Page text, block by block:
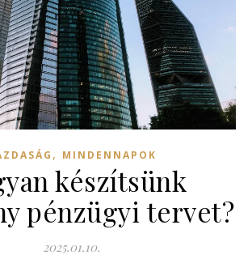
, MINDENNAPOK
készítsünk
pénzügyi tervet?
2025.01.10.